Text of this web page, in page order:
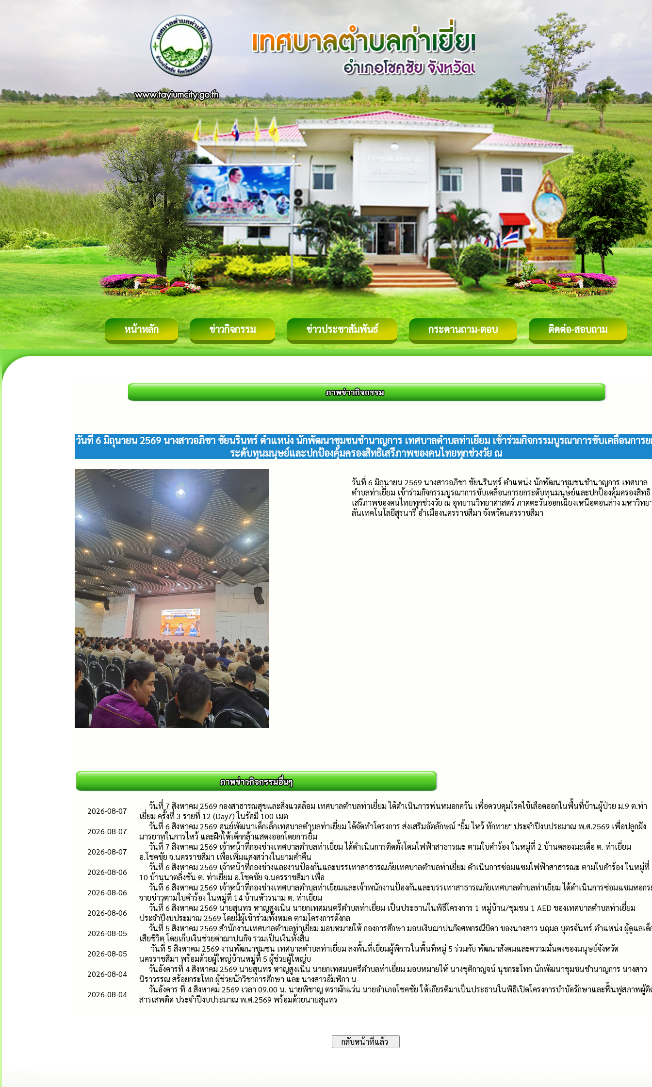
หน้าหลัก ข่าวกิจกรรม ข่าวประชาสัมพันธ์ กระดานถาม-ตอบ ติดต่อ-สอบถาม
วันที่ 6 มิถุนายน 2569 นางสาวอภิชา ชัยนรินทร์ ตำแหน่ง นักพัฒนาชุมชนชำนาญการ เทศบาลตำบลท่าเยี่ยม เข้าร่วมกิจกรรมบูรณาการขับเคลื่อนการ
ระดับทุนมนุษย์และปกป้องคุ้มครองสิทธิเสรีภาพของคนไทยทุกช่วงวัย ณ
วันที่ 6 มิถุนายน 2569 นางสาวอภิชา ชัยนรินทร์ ตำแหน่ง นักพัฒนาชุมชนชำนาญการ เทศบาล
ตำบลท่าเยี่ยม เข้าร่วมกิจกรรมบูรณาการขับเคลื่อนการยกระดับทุนมนุษย์และปกป้องคุ้มครองสิทธิ
เสรีภาพของคนไทยทุกช่วงวัย ณ อุทยานวิทยาศาสตร์ ภาคตะวันออกเฉียงเหนือตอนล่าง มหาวิทย
ลันเทคโนโลยีสุรนารี อำเมืองนครราชสีมา จังหวัดนครราชสีมา
2026-08-07
วันที่ 7 สิงหาคม 2569 กองสาธารณสุขและสิ่งแวดล้อม เทศบาลตำบลท่าเยี่ยม ได้ดำเนินการพ่นหมอกควัน เพื่อควบคุมโรคไข้เลือดออกในพื้นที่บ้านผู้ป่วย ม.9 ต.ท่า
เยี่ยม ครั้งที่ 3 รายที่ 12 (Day7) ในรัศมี 100 เมต
2026-08-07
วันที่ 6 สิงหาคม 2569 ศูนย์พัฒนาเด็กเล็กเทศบาลตำบลท่าเยี่ยม ได้จัดทำโครงการ ส่งเสริมอัตลักษณ์ "ยิ้ม ไหว้ ทักทาย" ประจำปีงบประมาณ พ.ศ.2569 เพื่อปลูกฝัง
มารยาทในการไหว้ และฝึกให้เด็กกล้าแสดงออกโดยการยิ้ม
2026-08-07
วันที่ 7 สิงหาคม 2569 เจ้าหน้าที่กองช่างเทศบาลตำบลท่าเยี่ยม ได้ดำเนินการติดตั้งโคมไฟฟ้าสาธารณะ ตามใบคำร้อง ในหมู่ที่ 2 บ้านคลองมะเดื่อ ต. ท่าเยี่ยม
อ.โชคชัย จ.นครราชสีมา เพื่อเพิ่มแสงสว่างในยามค่ำคืน
2026-08-06
วันที่ 6 สิงหาคม 2569 เจ้าหน้าที่กองช่างและงานป้องกันและบรรเทาสาธารณภัยเทศบาลตำบลท่าเยี่ยม ดำเนินการซ่อมแซมไฟฟ้าสาธารณะ ตามใบคำร้อง ในหมู่ที่
10 บ้านนาตลิ่งชัน ต. ท่าเยี่ยม อ.โชคชัย จ.นครราชสีมา เพื่อ
2026-08-06
วันที่ 6 สิงหาคม 2569 เจ้าหน้าที่กองช่างเทศบาลตำบลท่าเยี่ยมและเจ้าพนักงานป้องกันและบรรเทาสาธารณภัยเทศบาลตำบลท่าเยี่ยม ได้ดำเนินการซ่อมแซมหอกร
จายข่าวตามใบคำร้อง ในหมู่ที่ 14 บ้านหัวรนาม ต. ท่าเยี่ยม
2026-08-06
วันที่ 6 สิงหาคม 2569 นายสุนทร หาญสูงเนิน นายกเทศมนตรีตำบลท่าเยี่ยม เป็นประธานในพิธีโครงการ 1 หมู่บ้าน/ชุมชน 1 AED ของเทศบาลตำบลท่าเยี่ยม
ประจำปีงบประมาณ 2569 โดยมีผู้เข้าร่วมทั้งหมด ตามโครงการดังกล
2026-08-05
วันที่ 5 สิงหาคม 2569 สำนักงานเทศบาลตำบลท่าเยี่ยม มอบหมายให้ กองการศึกษา มอบเงินฌาปนกิจศพกรณีบิดา ของนางสาว นฤมล บุตรจันทร์ ตำแหน่ง ผู้ดูแลเด็
เสียชีวิต โดยเก็บเงินช่วยค่าฌาปนกิจ รวมเป็นเงินทั้งสิ้น
2026-08-05
วันที่ 5 สิงหาคม 2569 งานพัฒนาชุมชน เทศบาลตำบลท่าเยี่ยม ลงพื้นที่เยี่ยมผู้พิการในพื้นที่หมู่ 5 ร่วมกับ พัฒนาสังคมและความมั่นคงของมนุษย์จังหวัด
นครราชสีมา พร้อมด้วยผู้ใหญ่บ้านหมู่ที่ 5 ผู้ช่วยผู้ใหญ่บ
2026-08-04
วันอังคารที่ 4 สิงหาคม 2569 นายสุนทร หาญสูงเนิน นายกเทศมนตรีตำบลท่าเยี่ยม มอบหมายให้ นางชุติกาญจน์ นุชกระโทก นักพัฒนาชุมชนชำนาญการ นางสาว
นิราวรรณ สร้อยกระโทก ผู้ช่วยนักวิชาการศึกษา และ นางสาวอัมพิกา น
2026-08-04
วันอังคาร ที่ 4 สิงหาคม 2569 เวลา 09.00 น. นายพิชาญ ตราผักแว่น นายอำเภอโชคชัย ให้เกียรติมาเป็นประธานในพิธีเปิดโครงการบำบัดรักษาและฟื้นฟูสภาพผู้ติ
สารเสพติด ประจำปีงบประมาณ พ.ศ.2569 พร้อมด้วยนายสุนทร